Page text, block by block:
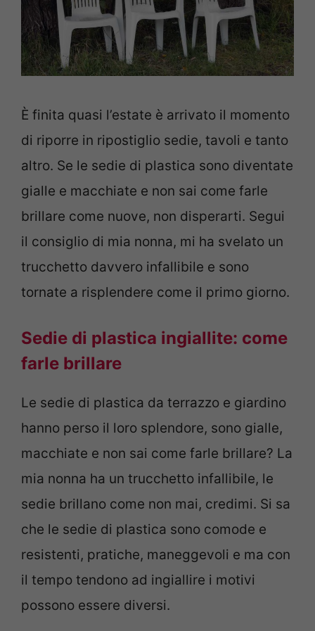
È finita quasi l’estate è arrivato il momento
di riporre in ripostiglio sedie, tavoli e tanto
altro. Se le sedie di plastica sono diventate
gialle e macchiate e non sai come farle
brillare come nuove, non disperarti. Segui
il consiglio di mia nonna, mi ha svelato un
trucchetto davvero infallibile e sono
tornate a risplendere come il primo giorno.
Sedie di plastica ingiallite: come
farle brillare
Le sedie di plastica da terrazzo e giardino
hanno perso il loro splendore, sono gialle,
macchiate e non sai come farle brillare? La
mia nonna ha un trucchetto infallibile, le
sedie brillano come non mai, credimi. Si sa
che le sedie di plastica sono comode e
resistenti, pratiche, maneggevoli e ma con
il tempo tendono ad ingiallire i motivi
possono essere diversi.